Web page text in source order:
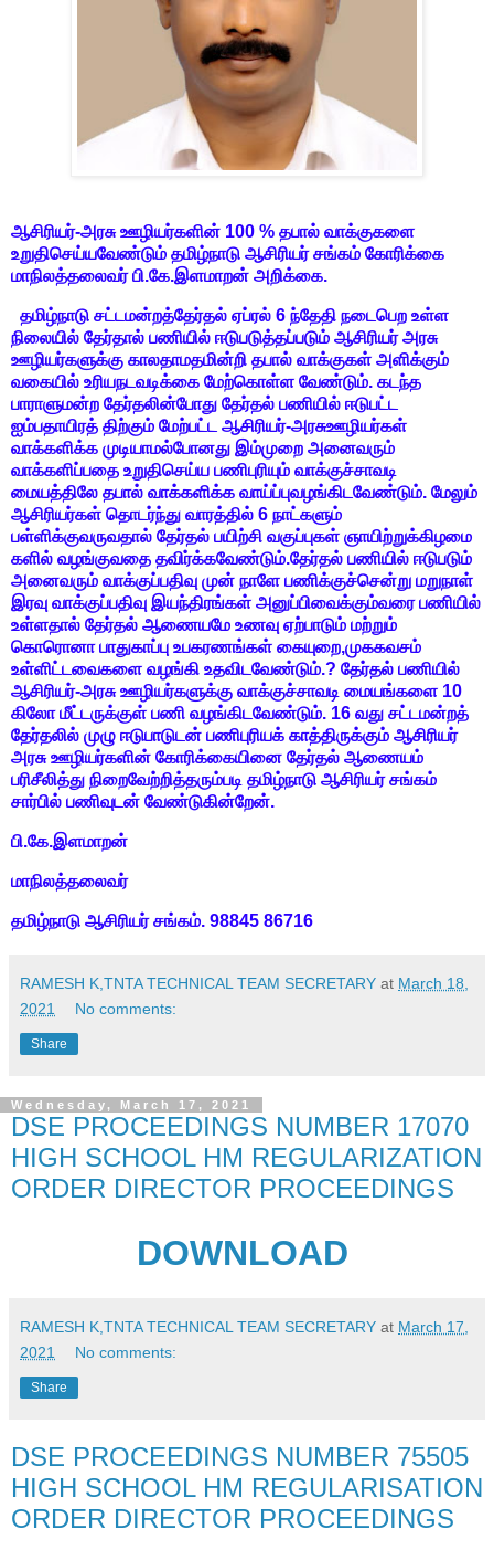
ஆசிரியர்-அரசு ஊழியர்களின் 100 % தபால் வாக்குகளை
உறுதிசெய்யவேண்டும் தமிழ்நாடு ஆசிரியர் சங்கம் கோரிக்கை
மாநிலத்தலைவர் பி.கே.இளமாறன் அறிக்கை.
தமிழ்நாடு சட்டமன்றத்தேர்தல் ஏப்ரல் 6 ந்தேதி நடைபெற உள்ள
நிலையில் தேர்தால் பணியில் ஈடுபடுத்தப்படும் ஆசிரியர் அரசு
ஊழியர்களுக்கு காலதாமதமின்றி தபால் வாக்குகள் அளிக்கும்
வகையில் உரியநடவடிக்கை மேற்கொள்ள வேண்டும். கடந்த
பாராளுமன்ற தேர்தலின்போது தேர்தல் பணியில் ஈடுபட்ட
ஐம்பதாயிரத் திற்கும் மேற்பட்ட ஆசிரியர்-அரசுஊழியர்கள்
வாக்களிக்க முடியாமல்போனது இம்முறை அனைவரும்
வாக்களிப்பதை உறுதிசெய்ய பணிபுரியும் வாக்குச்சாவடி
மையத்திலே தபால் வாக்களிக்க வாய்ப்புவழங்கிடவேண்டும். மேலும்
ஆசிரியர்கள் தொடர்ந்து வாரத்தில் 6 நாட்களும்
பள்ளிக்குவருவதால் தேர்தல் பயிற்சி வகுப்புகள் ஞாயிற்றுக்கிழமை
களில் வழங்குவதை தவிர்க்கவேண்டும்.தேர்தல் பணியில் ஈடுபடும்
அனைவரும் வாக்குப்பதிவு முன் நாளே பணிக்குச்சென்று மறுநாள்
இரவு வாக்குப்பதிவு இயந்திரங்கள் அனுப்பிவைக்கும்வரை பணியில்
உள்ளதால் தேர்தல் ஆணையமே உணவு ஏற்பாடும் மற்றும்
கொரொனா பாதுகாப்பு உபகரணங்கள் கையுறை,முககவசம்
உள்ளிட்டவைகளை வழங்கி உதவிடவேண்டும்.? தேர்தல் பணியில்
ஆசிரியர்-அரசு ஊழியர்களுக்கு வாக்குச்சாவடி மையங்களை 10
கிலோ மீட்டருக்குள் பணி வழங்கிடவேண்டும். 16 வது சட்டமன்றத்
தேர்தலில் முழு ஈடுபாடுடன் பணிபுரியக் காத்திருக்கும் ஆசிரியர்
அரசு ஊழியர்களின் கோரிக்கையினை தேர்தல் ஆணையம்
பரிசீலித்து நிறைவேற்றித்தரும்படி தமிழ்நாடு ஆசிரியர் சங்கம்
சார்பில் பணிவுடன் வேண்டுகின்றேன்.
பி.கே.இளமாறன்
மாநிலத்தலைவர்
தமிழ்நாடு ஆசிரியர் சங்கம். 98845 86716
RAMESH K,TNTA TECHNICAL TEAM SECRETARY at March 18,
2021
No comments:
Share
Wednesday, March 17, 2021
DSE PROCEEDINGS NUMBER 17070
HIGH SCHOOL HM REGULARIZATION
ORDER DIRECTOR PROCEEDINGS
DOWNLOAD
RAMESH K,TNTA TECHNICAL TEAM SECRETARY at March 17,
2021
No comments:
Share
DSE PROCEEDINGS NUMBER 75505
HIGH SCHOOL HM REGULARISATION
ORDER DIRECTOR PROCEEDINGS